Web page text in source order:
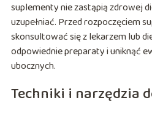
suplementy nie zastąpią zdrowej
uzupełniać. Przed rozpoczęciem
skonsultować się z lekarzem lub
odpowiednie preparaty i uniknąć
ubocznych.
Techniki i narzędzia